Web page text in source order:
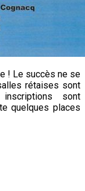
! Le succès ne se
rétaises sont
sont
quelques places